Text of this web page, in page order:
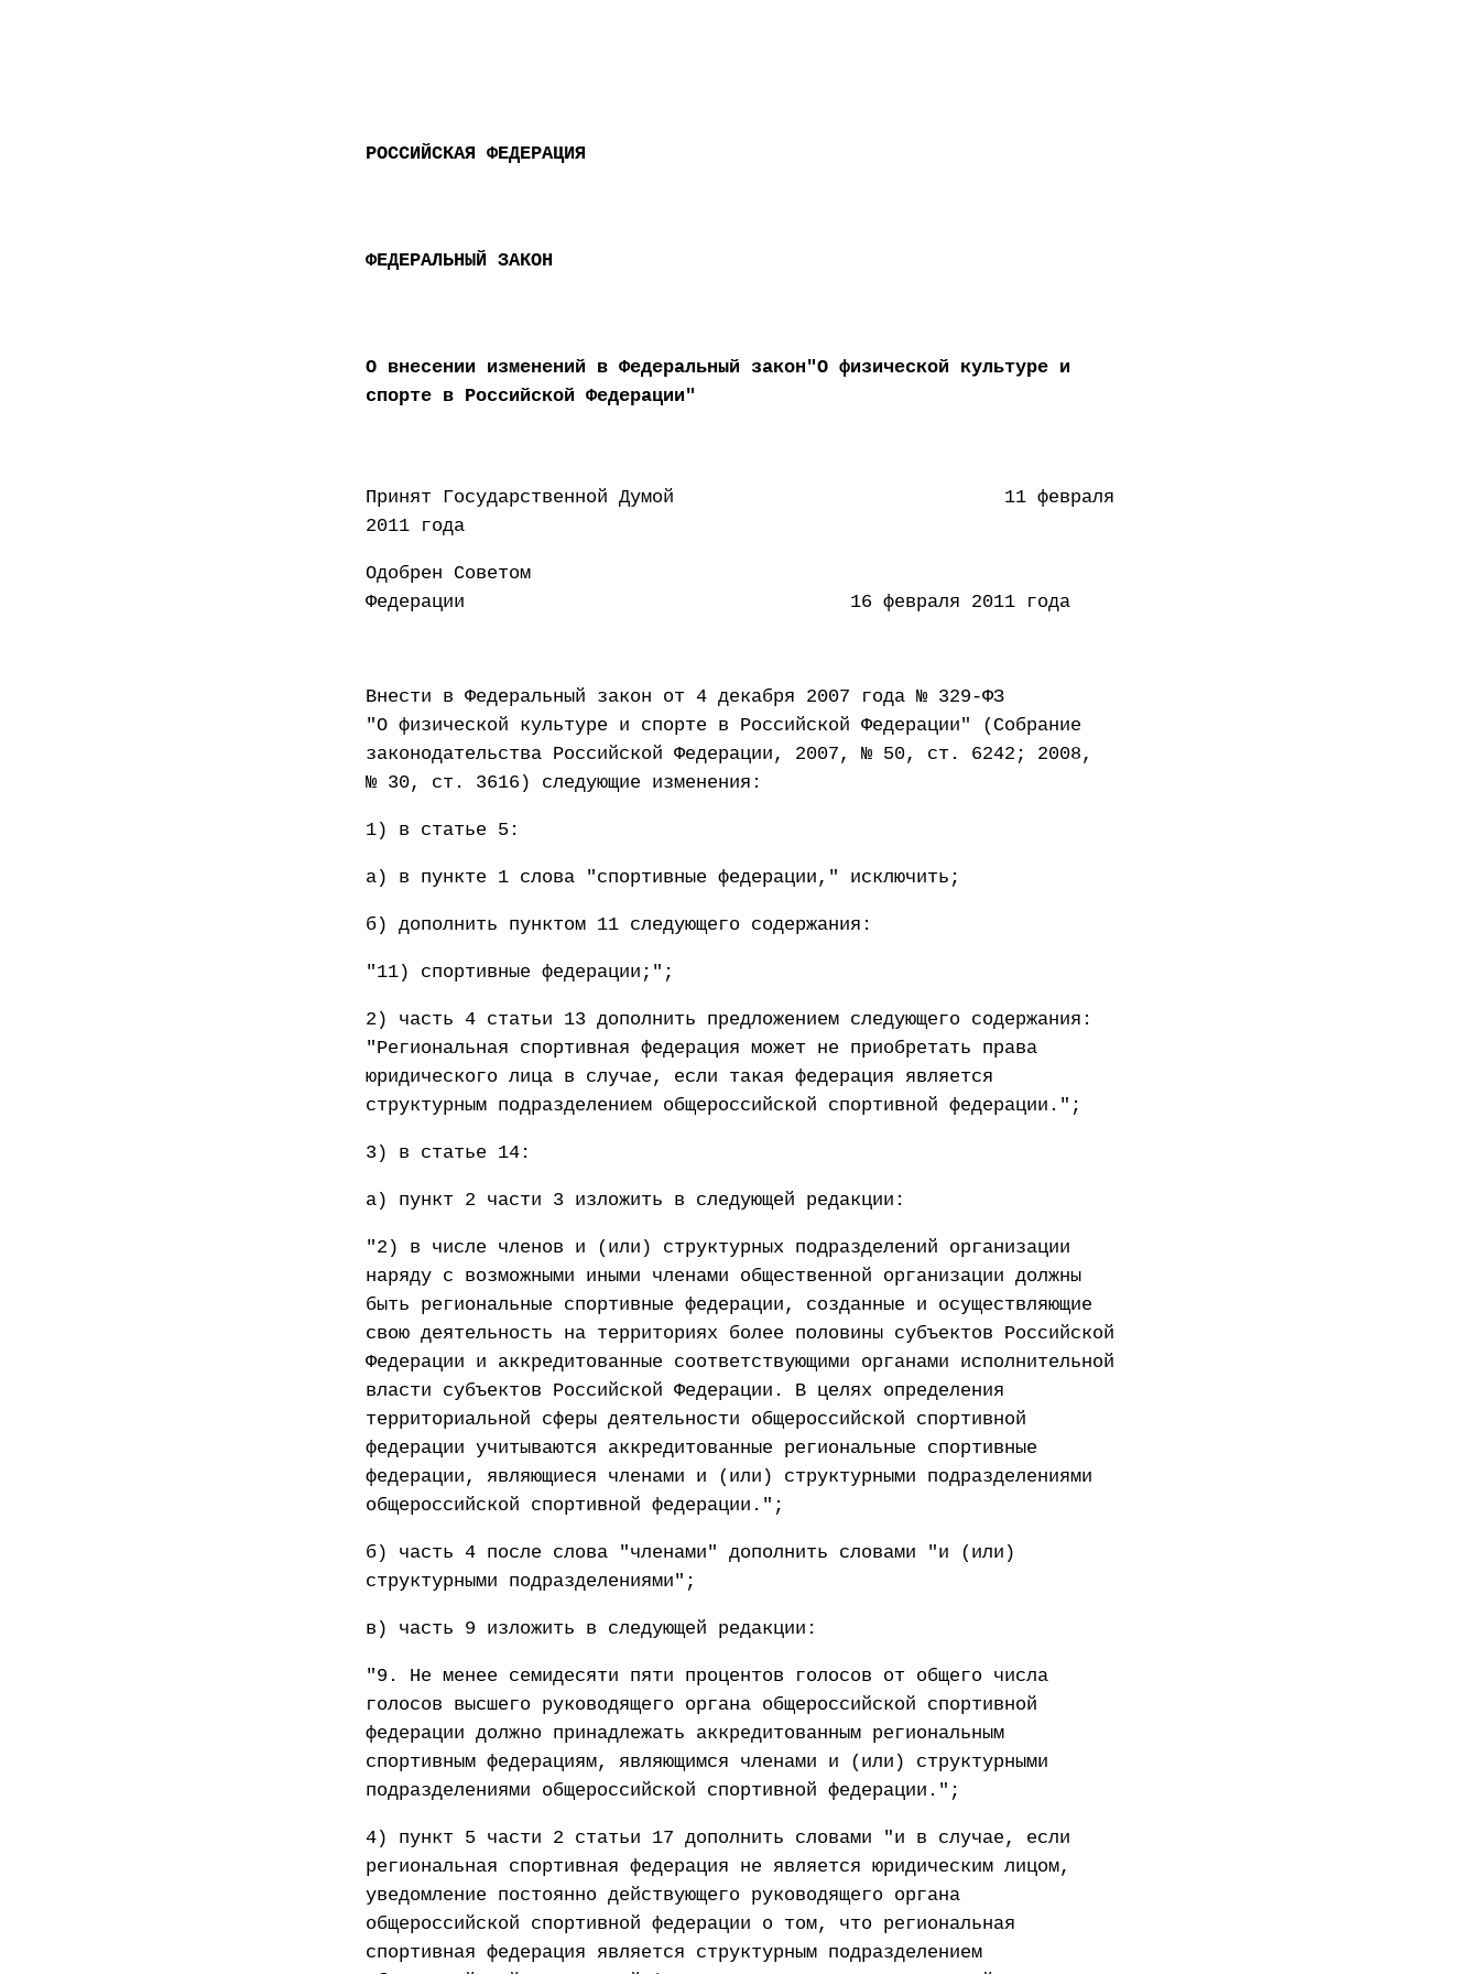
РОССИЙСКАЯ ФЕДЕРАЦИЯ
ФЕДЕРАЛЬНЫЙ ЗАКОН
О внесении изменений в Федеральный закон"О физической культуре и
спорте в Российской Федерации"
Принят Государственной Думой 11 февраля
2011 года
Одобрен Советом
Федерации 16 февраля 2011 года
Внести в Федеральный закон от 4 декабря 2007 года № 329-ФЗ
"О физической культуре и спорте в Российской Федерации" (Собрание
законодательства Российской Федерации, 2007, № 50, ст. 6242; 2008,
№ 30, ст. 3616) следующие изменения:
1) в статье 5:
а) в пункте 1 слова "спортивные федерации," исключить;
б) дополнить пунктом 11 следующего содержания:
"11) спортивные федерации;";
2) часть 4 статьи 13 дополнить предложением следующего содержания:
"Региональная спортивная федерация может не приобретать права
юридического лица в случае, если такая федерация является
структурным подразделением общероссийской спортивной федерации.";
3) в статье 14:
а) пункт 2 части 3 изложить в следующей редакции:
"2) в числе членов и (или) структурных подразделений организации
наряду с возможными иными членами общественной организации должны
быть региональные спортивные федерации, созданные и осуществляющие
свою деятельность на территориях более половины субъектов Российской
Федерации и аккредитованные соответствующими органами исполнительной
власти субъектов Российской Федерации. В целях определения
территориальной сферы деятельности общероссийской спортивной
федерации учитываются аккредитованные региональные спортивные
федерации, являющиеся членами и (или) структурными подразделениями
общероссийской спортивной федерации.";
б) часть 4 после слова "членами" дополнить словами "и (или)
структурными подразделениями";
в) часть 9 изложить в следующей редакции:
"9. Не менее семидесяти пяти процентов голосов от общего числа
голосов высшего руководящего органа общероссийской спортивной
федерации должно принадлежать аккредитованным региональным
спортивным федерациям, являющимся членами и (или) структурными
подразделениями общероссийской спортивной федерации.";
4) пункт 5 части 2 статьи 17 дополнить словами "и в случае, если
региональная спортивная федерация не является юридическим лицом,
уведомление постоянно действующего руководящего органа
общероссийской спортивной федерации о том, что региональная
спортивная федерация является структурным подразделением